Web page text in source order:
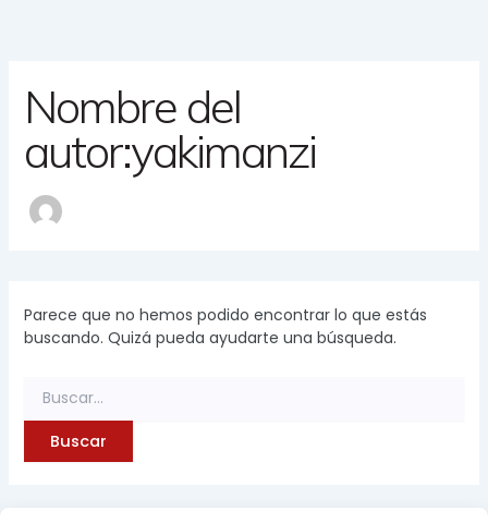
Nombre del
autor:yakimanzi
Parece que no hemos podido encontrar lo que estás
buscando. Quizá pueda ayudarte una búsqueda.